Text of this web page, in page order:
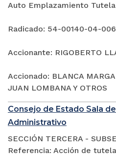
Auto Emplazamiento Tutela
Radicado: 54-00140-04-
Accionante: RIGOBERTO
Accionado: BLANCA
JUAN LOMBANA Y OTROS
Consejo de Estado Sala
Administrativo
SECCIÓN TERCERA -
Referencia: Acción de